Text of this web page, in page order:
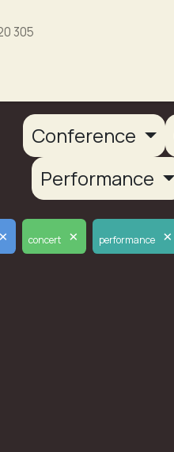
305
Conference
Performance
× concert × performance ×